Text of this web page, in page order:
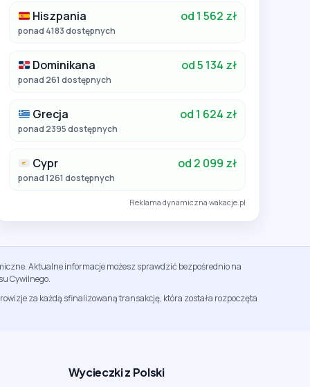
Hiszpania od 1 562 zł
ponad 4183 dostępnych
Dominikana od 5 134 zł
ponad 261 dostępnych
Grecja od 1 624 zł
ponad 2395 dostępnych
Cypr od 2 099 zł
ponad 1261 dostępnych
Reklama dynamiczna wakacje.pl
Aktualne informacje możesz sprawdzić bezpośrednio na
Cywilnego.
za każdą sfinalizowaną transakcję, która została rozpoczęta
Wycieczki z Polski